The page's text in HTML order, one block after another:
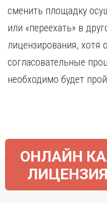
сменить площадку
или «переехать» в
лицензирования, хотя
согласовательные
необходимо будет
ОНЛАЙН